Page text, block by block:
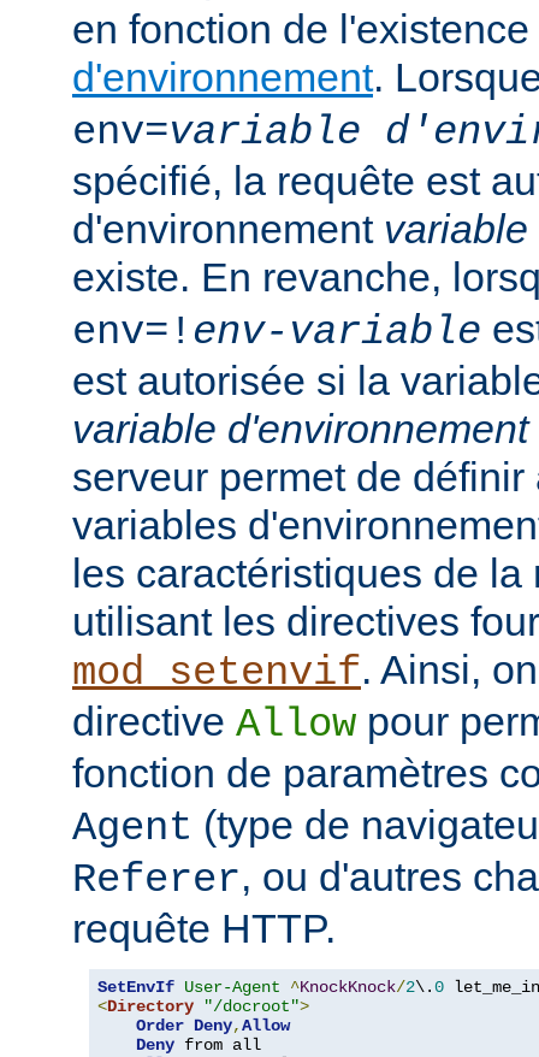
en fonction de
d'environnement.
env=variable
spécifié, la requête est
d'environnement
existe. En revanche,
env=! env-variable
est autorisée si la
variable d'environnement
serveur permet de
variables
les caractéristiques de
utilisant les directives
mod_setenvif. Ainsi,
directive Allow pour
fonction de paramètres
Agent (type de
Referer, ou d'autres
requête HTTP.
SetEnvIf User-Agent ^KnockKnock/2\.0
<Directory "/docroot">
Order Deny,Allow
Deny from all